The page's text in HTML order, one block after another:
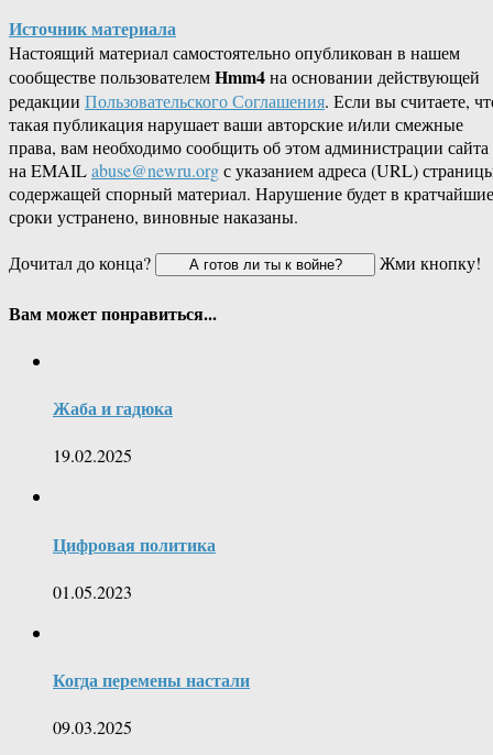
Источник материала
Настоящий материал самостоятельно опубликован в нашем
сообществе пользователемHmm4на основании действующей
редакции Пользовательского Соглашения. Если вы считаете,
такая публикация нарушает ваши авторские и/или смежные
права, вам необходимо сообщить об этом администрации сайта
на EMAILabuse@newru.orgс указанием адреса (URL)
содержащей спорный материал. Нарушение будет в кратчайшие
сроки устранено, виновные наказаны.
Дочитал до конца?
Жми кнопку!
Вам может понравиться...
Жаба и гадюка
19.02.2025
Цифровая политика
01.05.2023
Когда перемены настали
09.03.2025